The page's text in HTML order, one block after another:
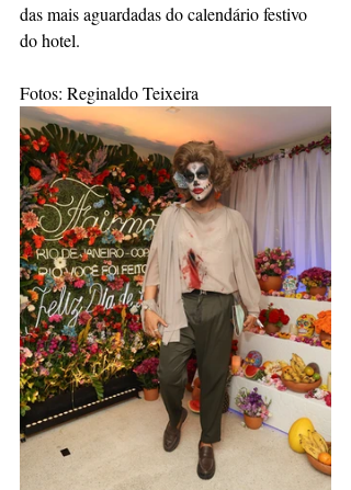
das mais aguardadas do calendário festivo
do hotel.
Fotos: Reginaldo Teixeira